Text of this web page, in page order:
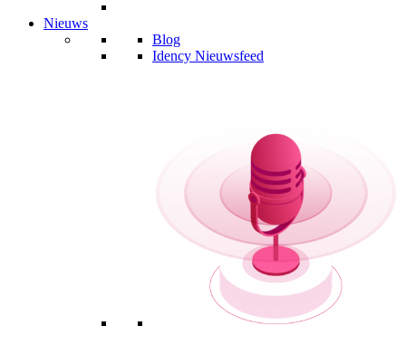
Nieuws
Blog
Idency Nieuwsfeed